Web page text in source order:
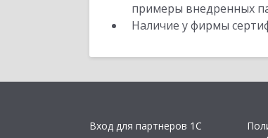
примеры внедренных
Наличие у фирмы
Вход для партнеров 1С